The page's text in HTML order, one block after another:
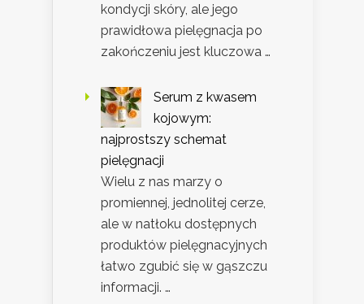
kondycji skóry, ale jego
prawidłowa pielęgnacja po
zakończeniu jest kluczowa …
Serum z kwasem
kojowym:
najprostszy schemat
pielęgnacji
Wielu z nas marzy o
promiennej, jednolitej cerze,
ale w natłoku dostępnych
produktów pielęgnacyjnych
łatwo zgubić się w gąszczu
informacji. …